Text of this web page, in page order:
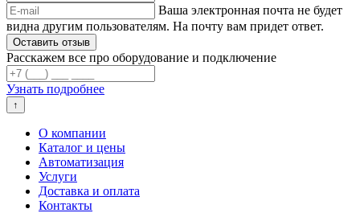
Ваша электронная почта не будет
видна другим пользователям. На почту вам придет ответ.
Расскажем все про оборудование и подключение
Узнать подробнее
↑
О компании
Каталог и цены
Автоматизация
Услуги
Доставка и оплата
Контакты